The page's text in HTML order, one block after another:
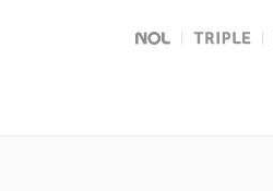
NOL
트리플